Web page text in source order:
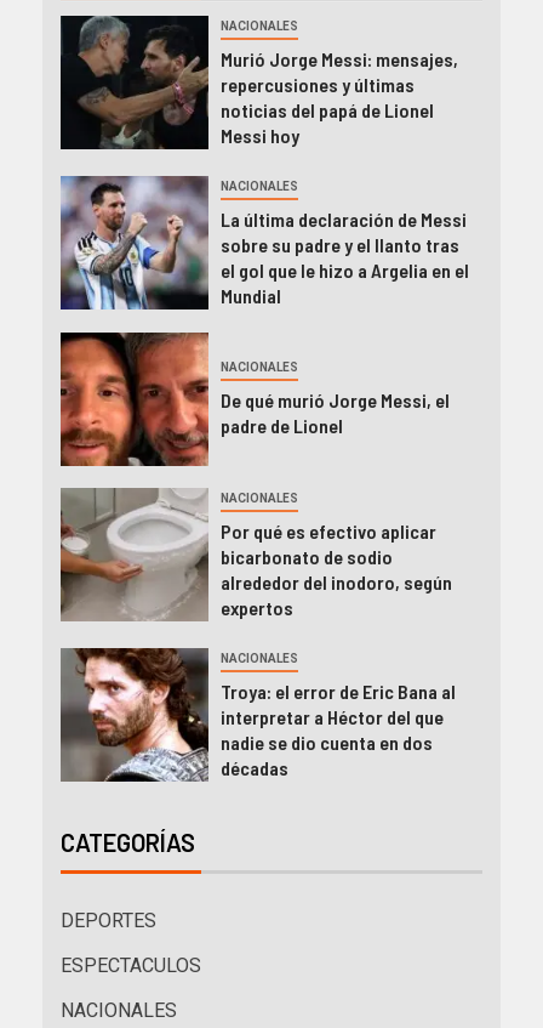
NACIONALES
Murió Jorge Messi: mensajes,
repercusiones y últimas
noticias del papá de Lionel
Messi hoy
NACIONALES
La última declaración de Messi
sobre su padre y el llanto tras
el gol que le hizo a Argelia en el
Mundial
NACIONALES
De qué murió Jorge Messi, el
padre de Lionel
NACIONALES
Por qué es efectivo aplicar
bicarbonato de sodio
alrededor del inodoro, según
expertos
NACIONALES
Troya: el error de Eric Bana al
interpretar a Héctor del que
nadie se dio cuenta en dos
décadas
CATEGORÍAS
DEPORTES
ESPECTACULOS
NACIONALES